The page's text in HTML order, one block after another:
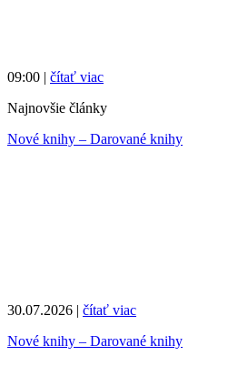
09:00 | čítať viac
Najnovšie články
Nové knihy – Darované knihy
30.07.2026 | čítať viac
Nové knihy – Darované knihy